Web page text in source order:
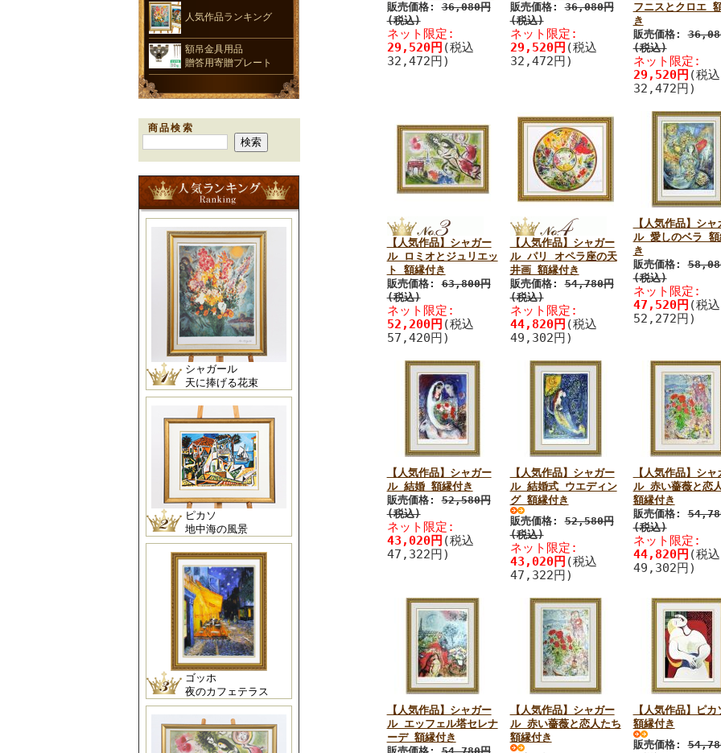
人気作品ランキング
額吊金具用品
贈答用寄贈プレート
商品検索
シャガール
天に捧げる花束
ピカソ
地中海の風景
ゴッホ
夜のカフェテラス
販売価格:36,080円
(税込)
ネット限定:
29,520円 (税込
32,472円)
販売価格:36,080円
(税込)
ネット限定:
29,520円 (税込
32,472円)
フニスとクロエ
き
販売価格:
(税込)
ネット限定:
29,520円 (税込
32,472円)
【人気作品】シャガー
ル ロミオとジュリエッ
ト 額縁付き
販売価格:63,800円
(税込)
ネット限定:
52,200円 (税込
57,420円)
【人気作品】シャガー
ル パリ オペラ座の天
井画 額縁付き
販売価格:54,780円
(税込)
ネット限定:
44,820円 (税込
49,302円)
【人気作品】シャ
ル 愛しのベラ 額
き
販売価格:
(税込)
ネット限定:
47,520円 (税込
52,272円)
【人気作品】シャガー
ル 結婚 額縁付き
販売価格:52,580円
(税込)
ネット限定:
43,020円 (税込
47,322円)
【人気作品】シャガー
ル 結婚式 ウエディン
グ 額縁付き
販売価格:52,580円
(税込)
ネット限定:
43,020円 (税込
47,322円)
【人気作品】シャ
ル 赤い薔薇と恋
額縁付き
販売価格:
(税込)
ネット限定:
44,820円 (税込
49,302円)
【人気作品】シャガー
ル エッフェル塔セレナ
ーデ 額縁付き
【人気作品】シャガー
ル 赤い薔薇と恋人たち
額縁付き
【人気作品】ピ
額縁付き
販売価格: